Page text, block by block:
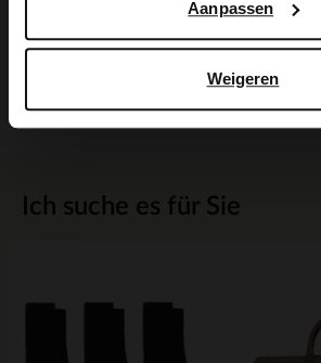
Aanpassen
Weigeren
Ich suche es für Sie